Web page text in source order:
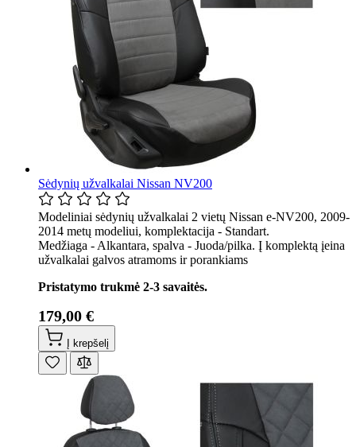
Sėdynių užvalkalai Nissan NV200
Modeliniai sėdynių užvalkalai 2 vietų Nissan e-NV200, 2009-
2014 metų modeliui, komplektacija - Standart.
Medžiaga - Alkantara, spalva - Juoda/pilka. Į komplektą įeina
užvalkalai galvos atramoms ir porankiams
Pristatymo trukmė 2-3 savaitės.
179,00 €
Į krepšelį